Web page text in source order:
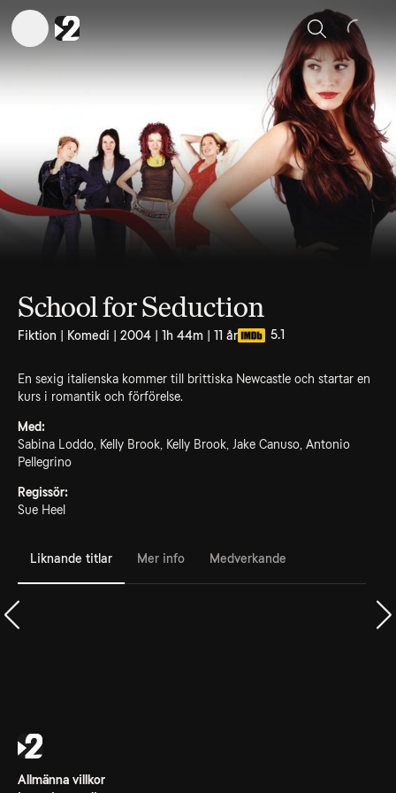
Sök
School for Seduction
Fiktion | Komedi | 2004 | 1h 44m | 11 år 5.1
En sexig italienska kommer till brittiska Newcastle och startar en
kurs i romantik och förförelse.
Med:
Sabina Loddo, Kelly Brook, Kelly Brook, Jake Canuso, Antonio
Pellegrino
Regissör:
Sue Heel
Liknande titlar Mer info Medverkande
Allmänna villkor